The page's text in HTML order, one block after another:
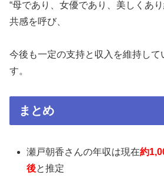
“母であり、女優であり、美しくあ
共感を呼び、
今後も一定の支持と収入を維持して
す。
まとめ
瀬戸朝香さんの年収は現在約
後と推定